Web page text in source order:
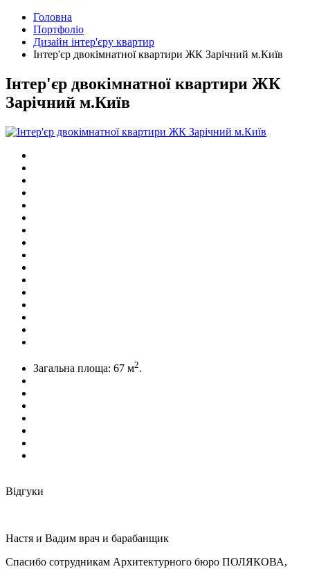
Головна
Портфоліо
Дизайн інтер'єру квартир
Інтер'єр двокімнатної квартири ЖК Зарічний м.Київ
Інтер'єр двокімнатної квартири ЖК
Зарічний м.Київ
Загальна площа: 67 м2.
Відгуки
Настя и Вадим врач и барабанщик
Спасибо сотрудникам Архитектурного бюро ПОЛЯКОВА,